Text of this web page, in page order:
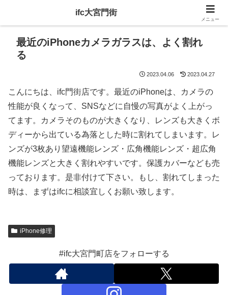
最近のiPhoneカメラガラスは、よく割れ
る
2023.04.06 2023.04.27
こんにちは、ifc門街店です。最近のiPhoneは、カメラの
性能が良くなって、SNSなどに自慢の写真がよく上がっ
てます。カメラそのものが大きくなり、レンズも大きくボ
ディーから出ている為落とした時に割れてしまいます。レ
ンズが3枚あり望遠機能レンズ・広角機能レンズ・超広角
機能レンズと大きく割れやすいです。保護カバーなども売
っております。是非付けて下さい。もし、割れてしまった
時は、まずはifcに相談宜しくお願い致します。
iPhone修理
#ifc大宮門町店をフォローする
ifc大宮門街
メニュー